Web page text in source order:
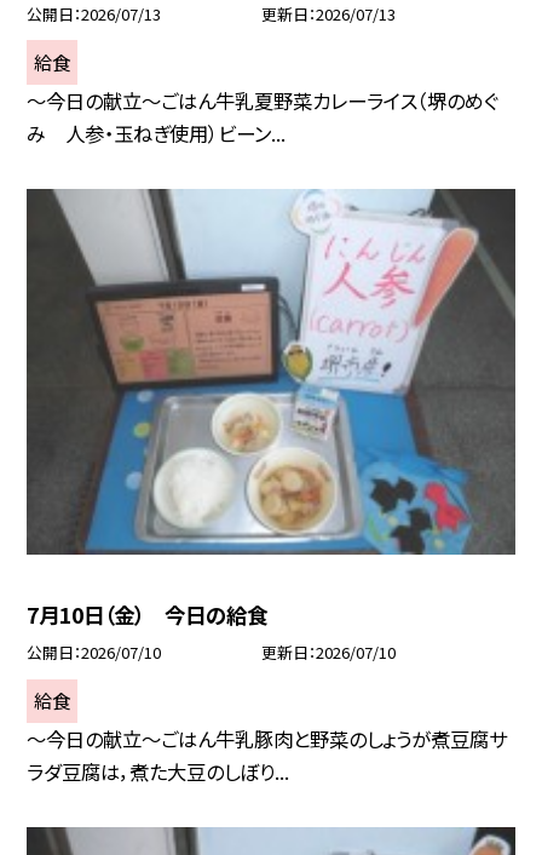
公開日 2026/07/13 更新日 2026/07/13
給食
～今日の献立～ごはん牛乳夏野菜カレーライス（堺のめぐ
み 人参・玉ねぎ使用）ビーン...
7月10日（金） 今日の給食
公開日 2026/07/10 更新日 2026/07/10
給食
～今日の献立～ごはん牛乳豚肉と野菜のしょうが煮豆腐サ
ラダ豆腐は，煮た大豆のしぼり...